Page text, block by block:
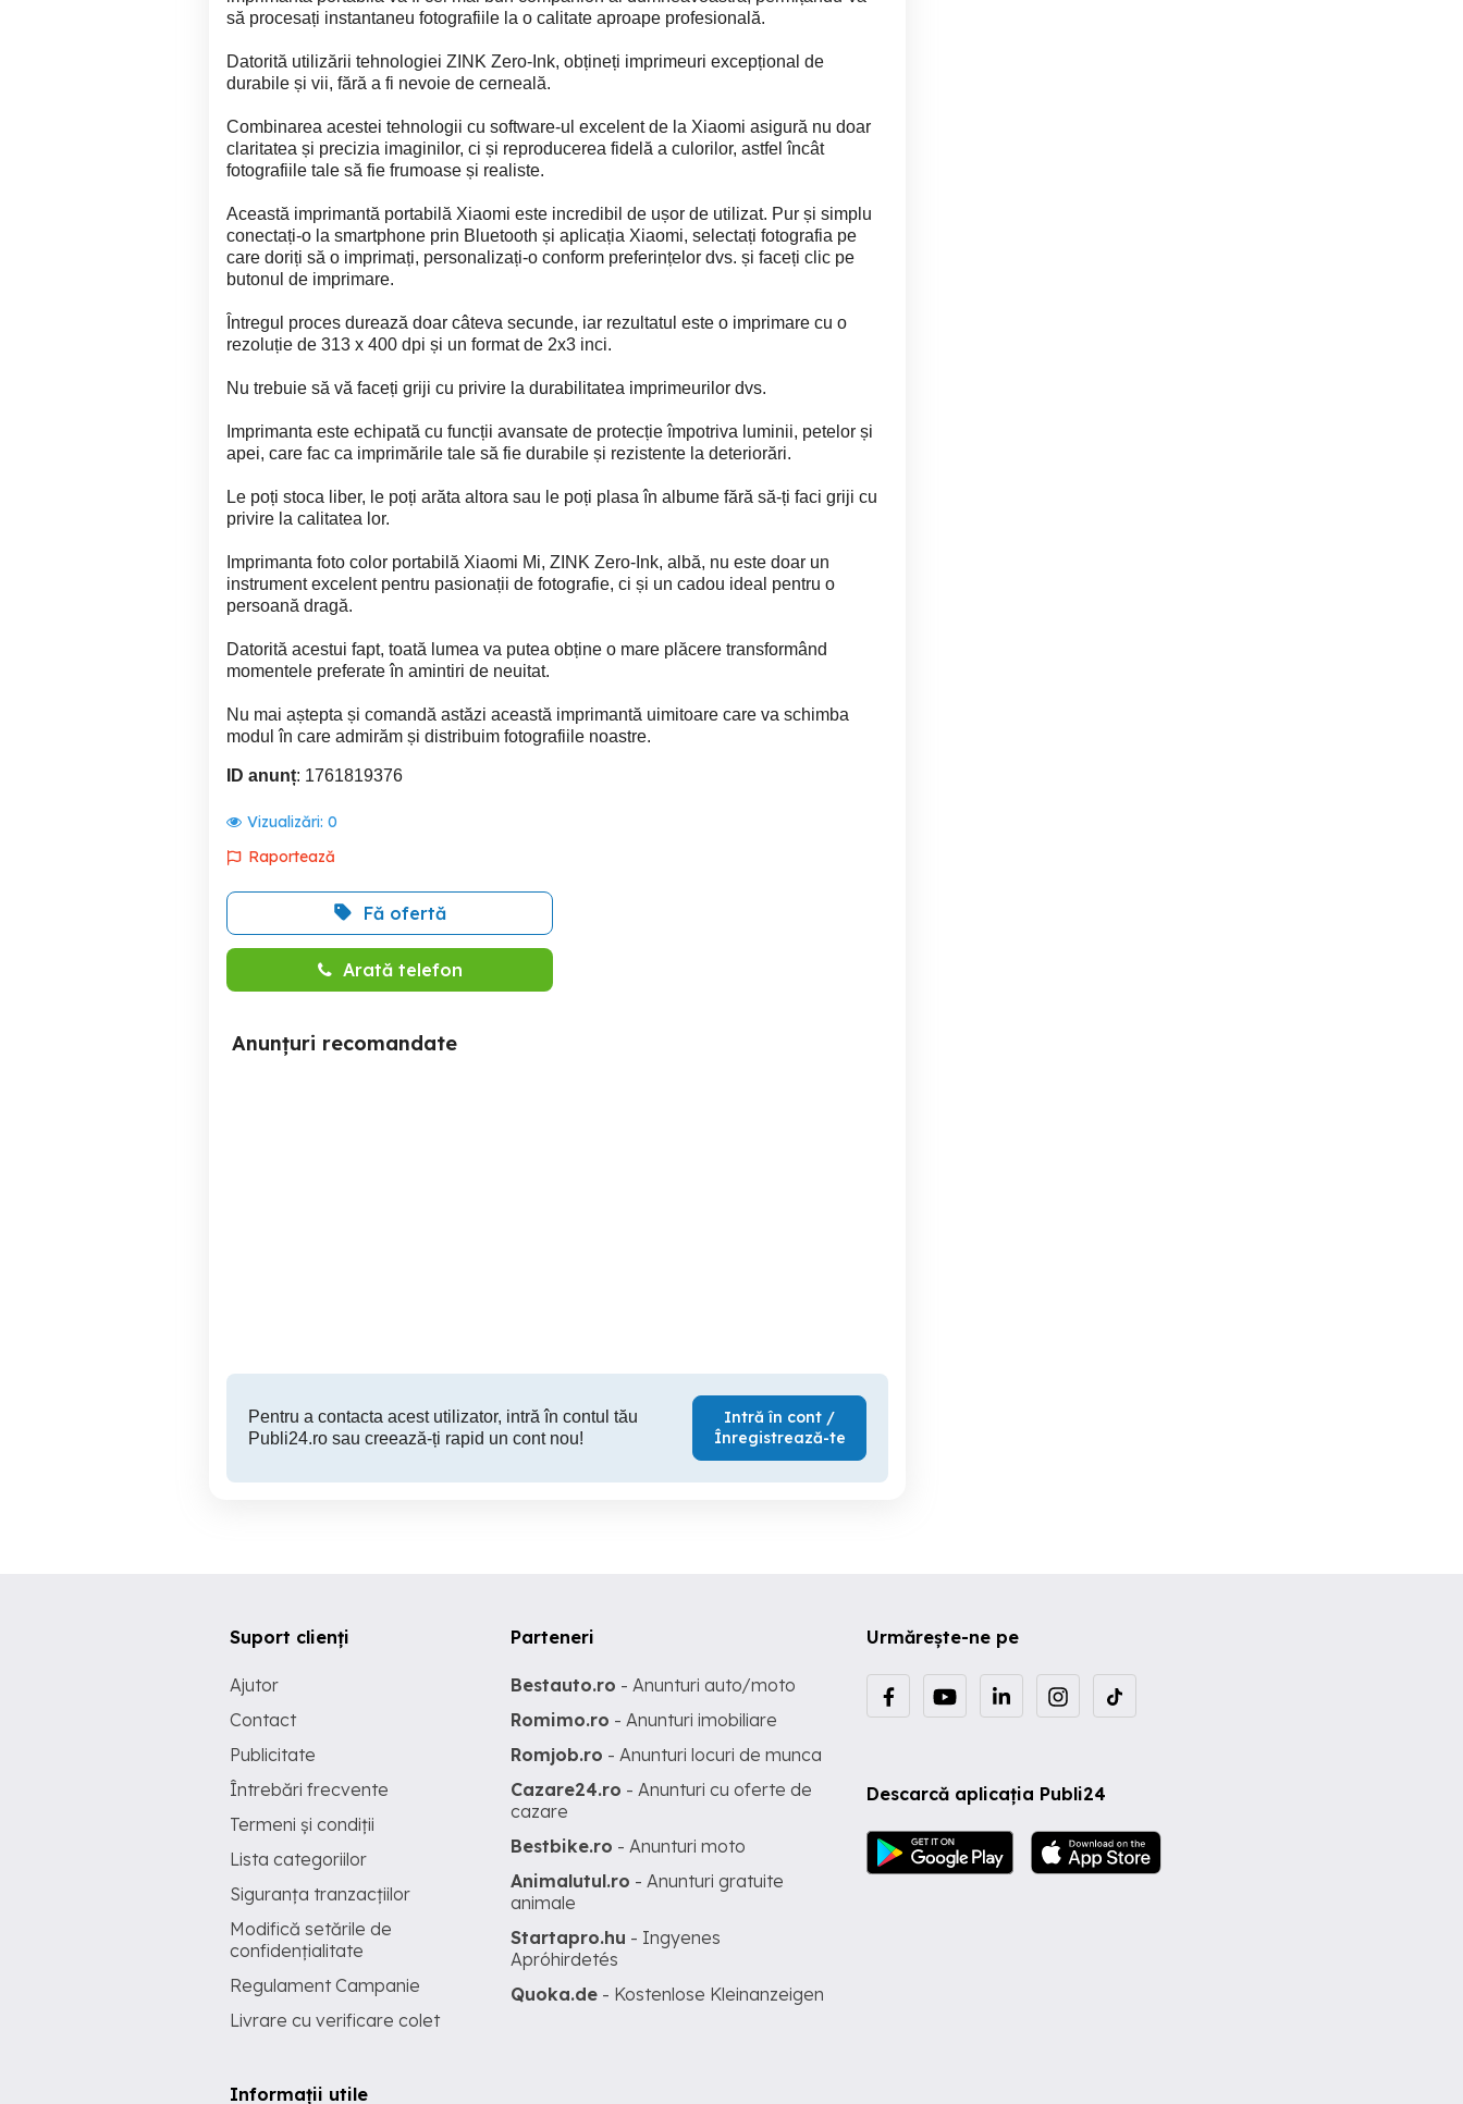
să procesați instantaneu fotografiile la o calitate aproape profesională.
Datorită utilizării tehnologiei ZINK Zero-Ink, obțineți imprimeuri excepțional de
durabile și vii, fără a fi nevoie de cerneală.
Combinarea acestei tehnologii cu software-ul excelent de la Xiaomi asigură nu doar
claritatea și precizia imaginilor, ci și reproducerea fidelă a culorilor, astfel încât
fotografiile tale să fie frumoase și realiste.
Această imprimantă portabilă Xiaomi este incredibil de ușor de utilizat. Pur și simplu
conectați-o la smartphone prin Bluetooth și aplicația Xiaomi, selectați fotografia pe
care doriți să o imprimați, personalizați-o conform preferințelor dvs. și faceți clic pe
butonul de imprimare.
Întregul proces durează doar câteva secunde, iar rezultatul este o imprimare cu o
rezoluție de 313 x 400 dpi și un format de 2x3 inci.
Nu trebuie să vă faceți griji cu privire la durabilitatea imprimeurilor dvs.
Imprimanta este echipată cu funcții avansate de protecție împotriva luminii, petelor și
apei, care fac ca imprimările tale să fie durabile și rezistente la deteriorări.
Le poți stoca liber, le poți arăta altora sau le poți plasa în albume fără să-ți faci griji cu
privire la calitatea lor.
Imprimanta foto color portabilă Xiaomi Mi, ZINK Zero-Ink, albă, nu este doar un
instrument excelent pentru pasionații de fotografie, ci și un cadou ideal pentru o
persoană dragă.
Datorită acestui fapt, toată lumea va putea obține o mare plăcere transformând
momentele preferate în amintiri de neuitat.
Nu mai aștepta și comandă astăzi această imprimantă uimitoare care va schimba
modul în care admirăm și distribuim fotografiile noastre.
ID anunț: 1761819376
Vizualizări: 0
Raportează
Fă ofertă
Arată telefon
Anunțuri recomandate
Pentru a contacta acest utilizator, intră în contul tău
Publi24.ro sau creează-ți rapid un cont nou!
Intră în cont /
Înregistrează-te
Urmărește-ne pe
Descarcă aplicația Publi24
Suport clienți
Ajutor
Contact
Publicitate
Întrebări frecvente
Termeni și condiții
Lista categoriilor
Siguranța tranzacțiilor
Modifică setările de
confidențialitate
Regulament Campanie
Livrare cu verificare colet
Informații utile
Parteneri
Bestauto.ro - Anunturi auto/moto
Romimo.ro - Anunturi imobiliare
Romjob.ro - Anunturi locuri de munca
Cazare24.ro - Anunturi cu oferte de
cazare
Bestbike.ro - Anunturi moto
Animalutul.ro - Anunturi gratuite
animale
Startapro.hu - Ingyenes
Apróhirdetés
Quoka.de - Kostenlose Kleinanzeigen